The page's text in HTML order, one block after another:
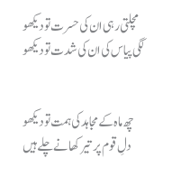
مچلتی رہی ان کی حسرت تو دیکھو
لگی پیاس کی ان کی شدت تو دیکھو
چھ ماہ کے مجاہد کی ہمت تو دیکھو
دلِ قوم پر تیر کھانے چلے ہیں